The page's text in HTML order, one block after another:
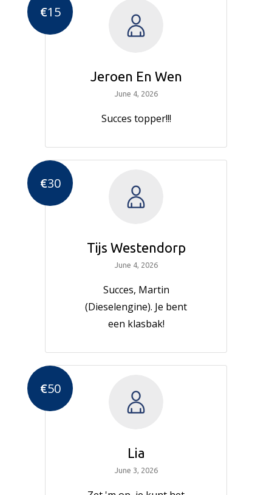
€15
Jeroen En Wen
June 4, 2026
Succes topper!!!
€30
Tijs Westendorp
June 4, 2026
Succes, Martin
(Dieselengine). Je bent
een klasbak!
€50
Lia
June 3, 2026